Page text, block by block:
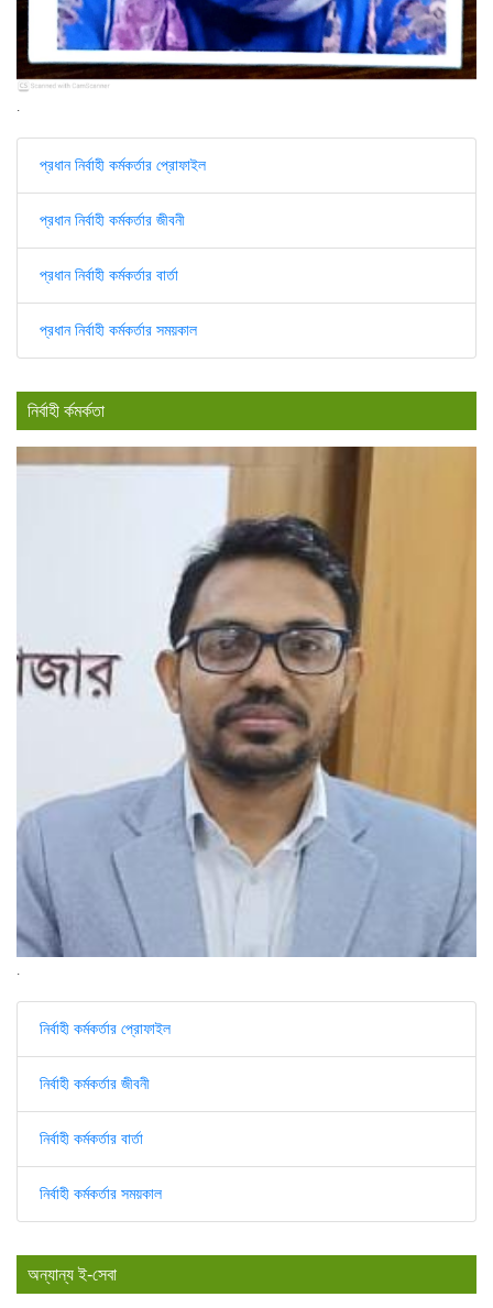
প্রধান নির্বাহী কর্মকর্তার প্রোফাইল
প্রধান নির্বাহী কর্মকর্তার জীবনী
প্রধান নির্বাহী কর্মকর্তার বার্তা
প্রধান নির্বাহী কর্মকর্তার সময়কাল
নির্বাহী র্কমর্কতা
নির্বাহী কর্মকর্তার প্রোফাইল
নির্বাহী কর্মকর্তার জীবনী
নির্বাহী কর্মকর্তার বার্তা
নির্বাহী কর্মকর্তার সময়কাল
অন্যান্য ই-সেবা